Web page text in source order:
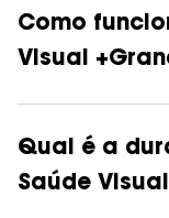
Como
Visual
Qual é a
Saúde